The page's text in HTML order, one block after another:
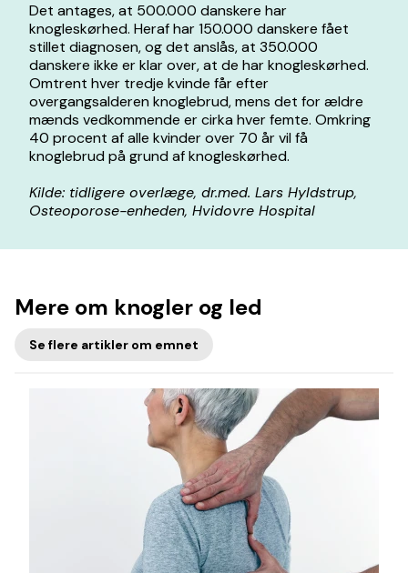
Det antages, at 500.000 danskere har
knogleskørhed. Heraf har 150.000 danskere fået
stillet diagnosen, og det anslås, at 350.000
danskere ikke er klar over, at de har knogleskørhed.
Omtrent hver tredje kvinde får efter
overgangsalderen knoglebrud, mens det for ældre
mænds vedkommende er cirka hver femte. Omkring
40 procent af alle kvinder over 70 år vil få
knoglebrud på grund af knogleskørhed.
Kilde: tidligere overlæge, dr.med. Lars Hyldstrup,
Osteoporose-enheden, Hvidovre Hospital
Mere om knogler og led
Se flere artikler om emnet